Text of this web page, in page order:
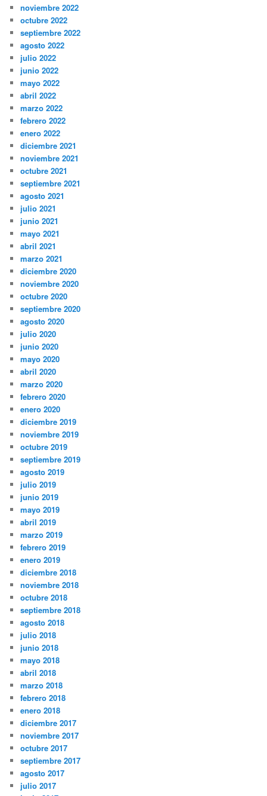
noviembre 2022
octubre 2022
septiembre 2022
agosto 2022
julio 2022
junio 2022
mayo 2022
abril 2022
marzo 2022
febrero 2022
enero 2022
diciembre 2021
noviembre 2021
octubre 2021
septiembre 2021
agosto 2021
julio 2021
junio 2021
mayo 2021
abril 2021
marzo 2021
diciembre 2020
noviembre 2020
octubre 2020
septiembre 2020
agosto 2020
julio 2020
junio 2020
mayo 2020
abril 2020
marzo 2020
febrero 2020
enero 2020
diciembre 2019
noviembre 2019
octubre 2019
septiembre 2019
agosto 2019
julio 2019
junio 2019
mayo 2019
abril 2019
marzo 2019
febrero 2019
enero 2019
diciembre 2018
noviembre 2018
octubre 2018
septiembre 2018
agosto 2018
julio 2018
junio 2018
mayo 2018
abril 2018
marzo 2018
febrero 2018
enero 2018
diciembre 2017
noviembre 2017
octubre 2017
septiembre 2017
agosto 2017
julio 2017